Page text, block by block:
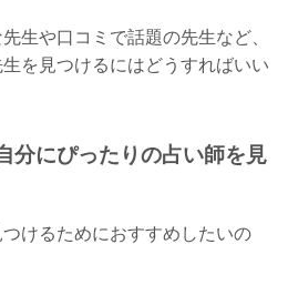
生や口コミで話題の先生など、
を見つけるにはどうすればいい
分にぴったりの占い師を見
けるためにおすすめしたいの